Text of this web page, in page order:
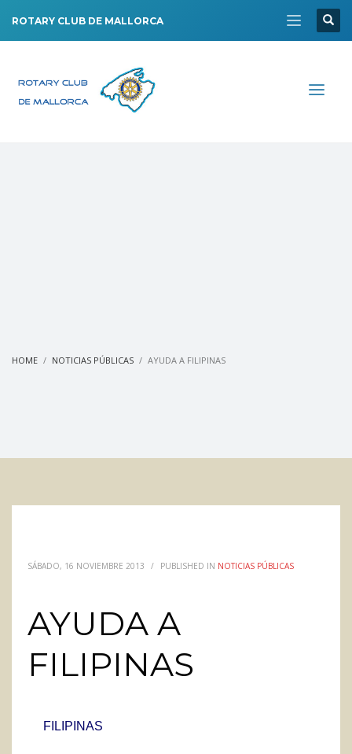
ROTARY CLUB DE MALLORCA
HOME NOTICIAS PÚBLICAS AYUDA A FILIPINAS
SÁBADO, 16 NOVIEMBRE 2013 / PUBLISHED IN NOTICIAS PÚBLICAS
AYUDA A
FILIPINAS
FILIPINAS